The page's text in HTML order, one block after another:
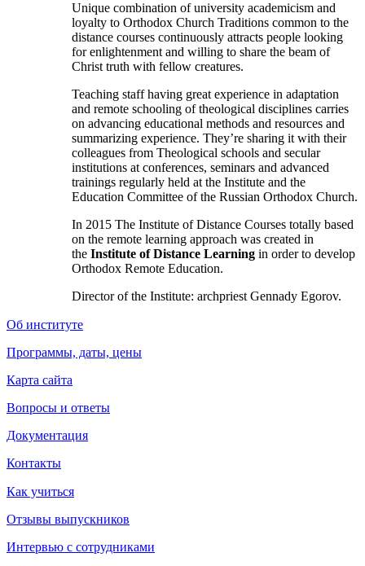
Unique combination of university academicism and
loyalty to Orthodox Church Traditions common to the
distance courses continuously attracts people looking
for enlightenment and willing to share the beam of
Christ truth with fellow creatures.
Teaching staff having great experience in adaptation
and remote schooling of theological disciplines carries
on advancing educational methods and resources and
summarizing experience. They’re sharing it with their
colleagues from Theological schools and secular
institutions at conferences, seminars and advanced
trainings regularly held at the Institute and the
Education Committee of the Russian Orthodox Church.
In 2015 The Institute of Distance Courses totally based
on the remote learning approach was created in
the Institute of Distance Learning in order to develop
Orthodox Remote Education.
Director of the Institute: archpriest Gennady Egorov.
Об институте
Программы, даты, цены
Карта сайта
Вопросы и ответы
Документация
Контакты
Как учиться
Отзывы выпускников
Интервью с сотрудниками